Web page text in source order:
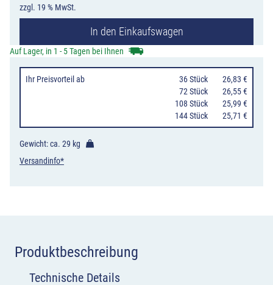
zzgl. 19 % MwSt.
MB-
von
Wemas
mit
60
In den Einkaufswagen
Auf Lager, in 1 - 5 Tagen bei Ihnen
Ihr Preisvorteil ab 36 Stück
26,83 €
72 Stück
26,55 €
108 Stück
25,99 €
144 Stück
25,71 €
Gewicht: ca. 29 kg
Versandinfo*
Produktbeschreibung
Technische Details